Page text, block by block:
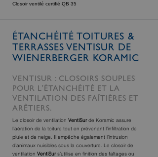
Closoir ventilé certifié QB 35
ÉTANCHÉITÉ TOITURES &
TERRASSES VENTISUR DE
WIENERBERGER KORAMIC
VENTISUR : CLOSOIRS SOUPLES
POUR L'ÉTANCHÉITÉ ET LA
VENTILATION DES FAÎTIÈRES ET
ARÊTIERS.
Le closoir de ventilation VentiSurde Koramic assure
l’aération de la toiture tout en prévenant l’infiltration de
pluie et de neige. Il empêche également l’intrusion
d’animaux nuisibles sous la couverture. Le closoir de
ventilation VentiSurs’utilise en finition des faîtages ou